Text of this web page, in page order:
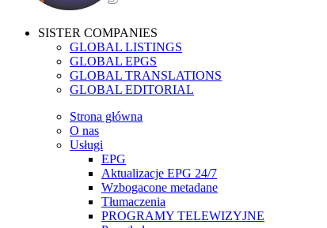
SISTER COMPANIES
GLOBAL LISTINGS
GLOBAL EPGS
GLOBAL TRANSLATIONS
GLOBAL EDITORIAL
Strona główna
O nas
Usługi
EPG
Aktualizacje EPG 24/7
Wzbogacone metadane
Tłumaczenia
PROGRAMY TELEWIZYJNE